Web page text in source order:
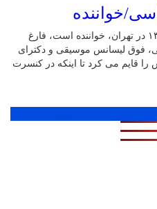
خواننده
سیامک عباسی متولد ۱۷ فروردین ۱۳۶۵ در تهران، خواننده است، فارغ
فوق لیسانس موسیقی و دکترای
را قایم می کرد تا اینکه در کنسرت